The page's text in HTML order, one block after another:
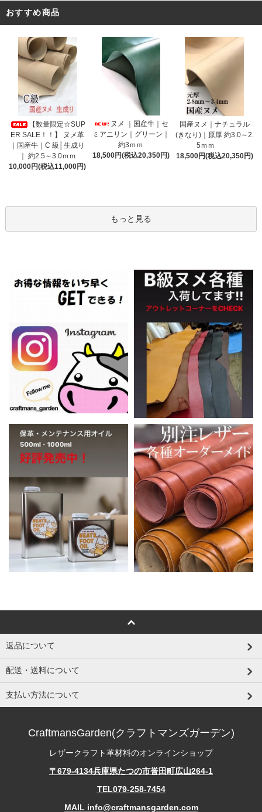
おすすめ商品
【数量限定☆SUP
ER SALE！！】 ヌメ革
｜国産牛｜C 級│生成り
｜ 約2.5～3.0ｍｍ
10,000円(税込11,000円)
ヌメ ｜国産牛｜セ
ミアニリン｜グリーン｜
約3ｍｍ
18,500円(税込20,350円)
国産ヌメ｜ナチュラル
(きなり)｜原厚 約3.0～2.
5ｍｍ
18,500円(税込20,350円)
もっと見る
返品について
配送・送料について
支払い方法について
CraftmansGarden(クラフトマンズガーデン)
レザークラフト革材料のオンラインショップ
〒679-4134兵庫県たつの市誉田町広山264-1
TEL079-258-7454
MAIL info@craftmansgarden.com